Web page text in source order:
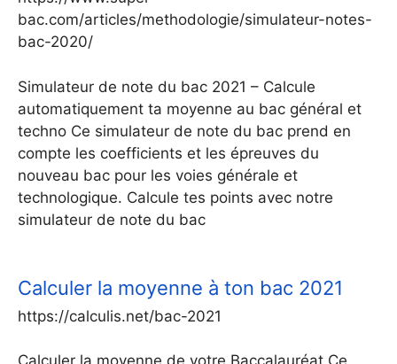
bac.com/articles/methodologie/simulateur-notes-
bac-2020/
Simulateur de note du bac 2021 – Calcule
automatiquement ta moyenne au bac général et
techno Ce simulateur de note du bac prend en
compte les coefficients et les épreuves du
nouveau bac pour les voies générale et
technologique. Calcule tes points avec notre
simulateur de note du bac
Calculer la moyenne à ton bac 2021
https://calculis.net/bac-2021